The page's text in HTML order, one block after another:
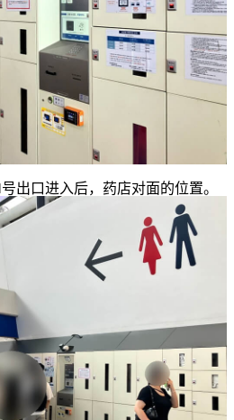
出口进入后，药店对面的位置。